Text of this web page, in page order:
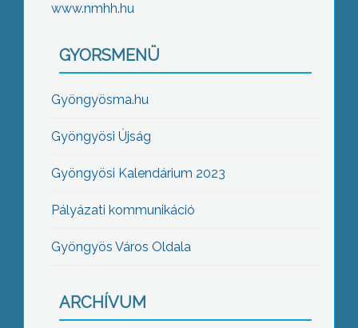
www.nmhh.hu
GYORSMENÜ
Gyöngyösma.hu
Gyöngyösi Újság
Gyöngyösi Kalendárium 2023
Pályázati kommunikáció
Gyöngyös Város Oldala
ARCHÍVUM